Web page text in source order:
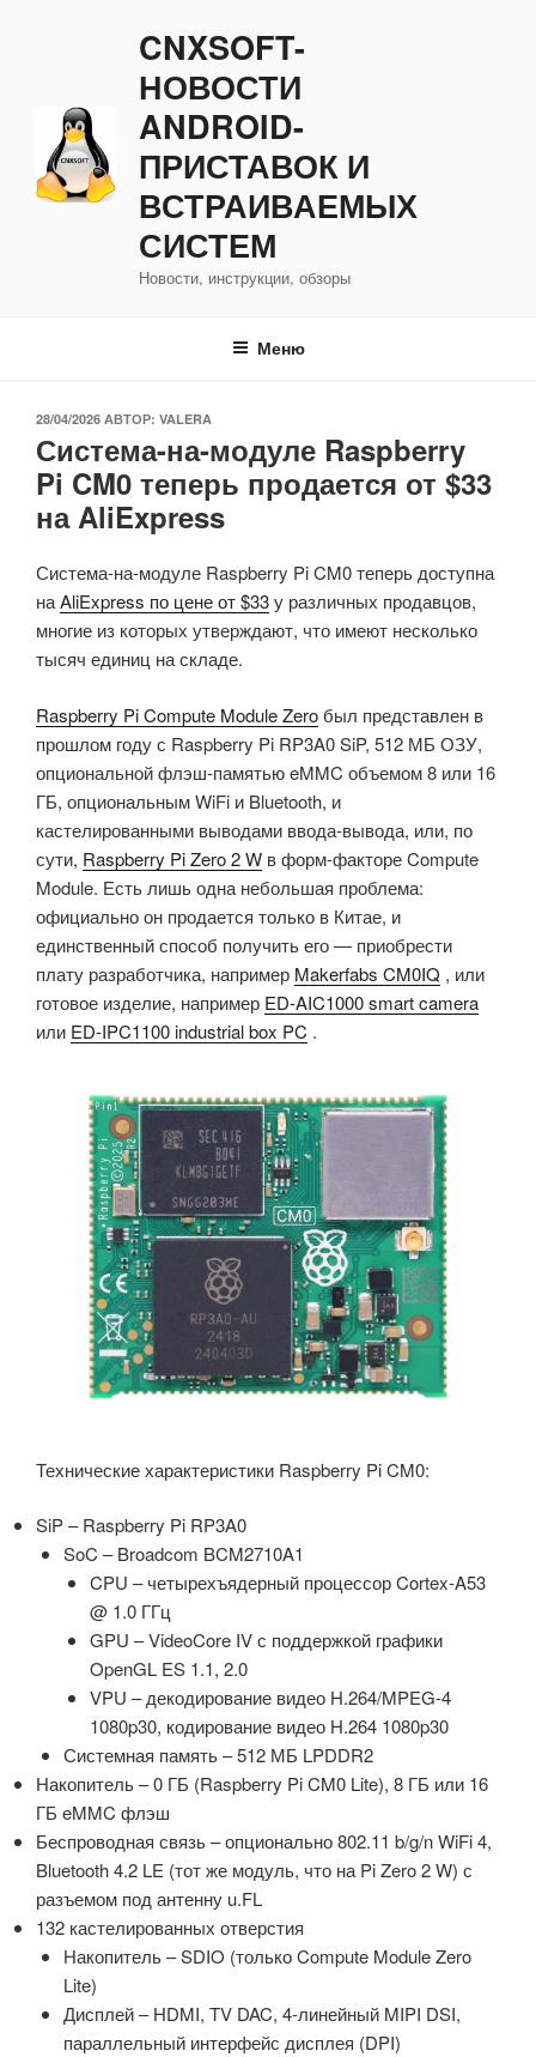
CNXSOFT-
НОВОСТИ
ANDROID-
ПРИСТАВОК И
ВСТРАИВАЕМЫХ
СИСТЕМ
Новости, инструкции, обзоры
Меню
ОПУБЛИКОВАНО
28/04/2026 АВТОР: VALERA
Система-на-модуле Raspberry
Pi CM0 теперь продается от $33
на AliExpress
Система-на-модуле Raspberry Pi CM0 теперь доступна
наAliExpress по цене от $33у различных продавцов,
многие из которых утверждают, что имеют несколько
тысяч единиц на складе.
Raspberry Pi Compute Module Zero был представлен в
прошлом году с Raspberry Pi RP3A0 SiP, 512 МБ ОЗУ,
опциональной флэш-памятью eMMC объемом 8 или 16
ГБ, опциональным WiFi и Bluetooth, и
кастелированными выводами ввода-вывода, или, по
сути, Raspberry Pi Zero 2 W в форм-факторе Compute
Module. Есть лишь одна небольшая проблема:
официально он продается только в Китае, и
единственный способ получить его — приобрести
плату разработчика, например Makerfabs CM0IQ , или
готовое изделие, например ED-AIC1000 smart camera
или ED-IPC1100 industrial box PC .
Технические характеристики Raspberry Pi CM0:
SiP – Raspberry Pi RP3A0
SoC – Broadcom BCM2710A1
CPU – четырехъядерный процессор Cortex-A53
@ 1.0 ГГц
GPU – VideoCore IV с поддержкой графики
OpenGL ES 1.1, 2.0
VPU – декодирование видео H.264/MPEG-4
1080p30, кодирование видео H.264 1080p30
Системная память – 512 МБ LPDDR2
Накопитель – 0 ГБ (Raspberry Pi CM0 Lite), 8 ГБ или 16
ГБ eMMC флэш
Беспроводная связь – опционально 802.11 b/g/n WiFi 4,
Bluetooth 4.2 LE (тот же модуль, что на Pi Zero 2 W) с
разъемом под антенну u.FL
132 кастелированных отверстия
Накопитель – SDIO (только Compute Module Zero
Lite)
Дисплей – HDMI, TV DAC, 4-линейный MIPI DSI,
параллельный интерфейс дисплея (DPI)